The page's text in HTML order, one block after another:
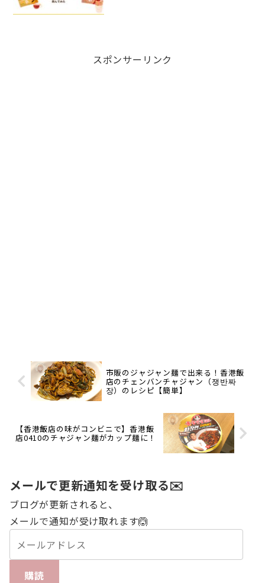
スポンサーリンク
市販のジャジャン麺で出来る！香港飯
店のチェンバンチャジャン（쟁반짜
장）のレシピ【簡単】
【香港飯店の味がコンビニで】香港飯
店0410のチャジャン麺がカップ麺に！
メールで更新通知を受け取る✉️
ブログが更新されると、
メールで通知が受け取れます🙆
購読